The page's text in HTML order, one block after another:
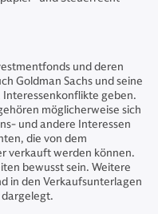
und deren
Goldman Sachs und seine
geben.
möglicherweise sich
und andere Interessen
die von dem
verkauft werden können.
bewusst sein. Weitere
in den Verkaufsunterlagen